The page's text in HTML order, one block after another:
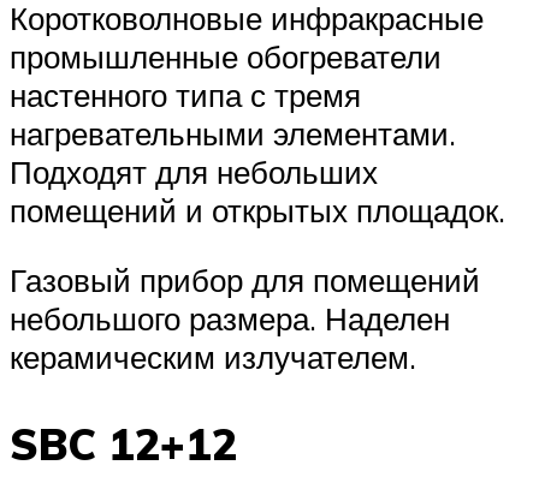
Коротковолновые инфракрасные
промышленные обогреватели
настенного типа с тремя
нагревательными элементами.
Подходят для небольших
помещений и открытых площадок.
Газовый прибор для помещений
небольшого размера. Наделен
керамическим излучателем.
SBC 12+12